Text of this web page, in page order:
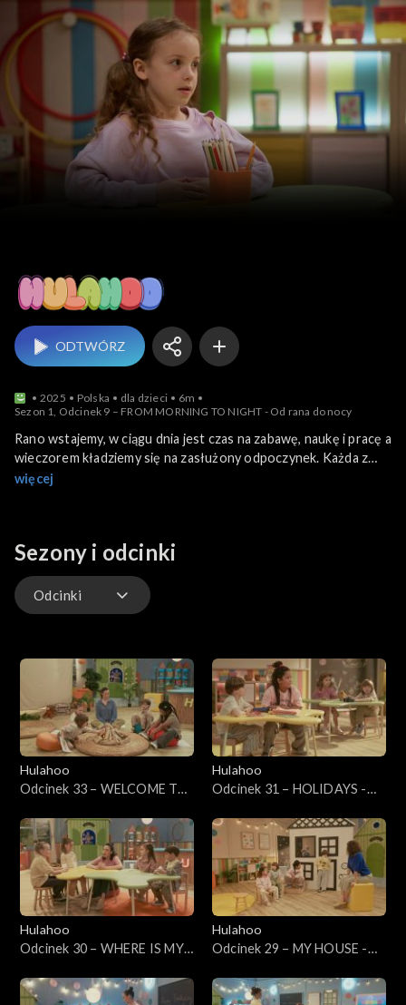
ODTWÓRZ
2025 Polska dla dzieci
6m
Sezon 1, Odcinek 9 – FROM MORNING TO NIGHT - Od rana do nocy
Rano wstajemy, w ciągu dnia jest czas na zabawę, naukę i pracę a
wieczorem kładziemy się na zasłużony odpoczynek. Każda z
tych pór ma swoją angielską nazwę. Jaką?
więcej
Sezony i odcinki
Odcinki
Hulahoo
Odcinek 33 – WELCOME TO
safari
Hulahoo
Odcinek 31 – HOLIDAYS -
Hulahoo
Odcinek 30 – WHERE IS MY
Nauka przyimków
Hulahoo
Odcinek 29 – MY HOUSE -